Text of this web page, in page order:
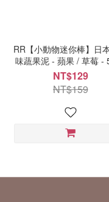
RR【小動物迷你棒】日
味蔬果泥 - 蘋果 / 草莓 -
入
NT$129
NT$159